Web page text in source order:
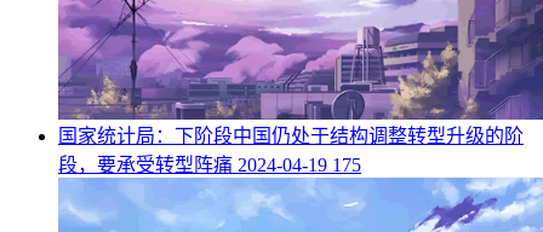
​国家统计局：下阶段中国仍处于结构调整转型升级的阶
段，要承受转型阵痛 2024-04-19 175